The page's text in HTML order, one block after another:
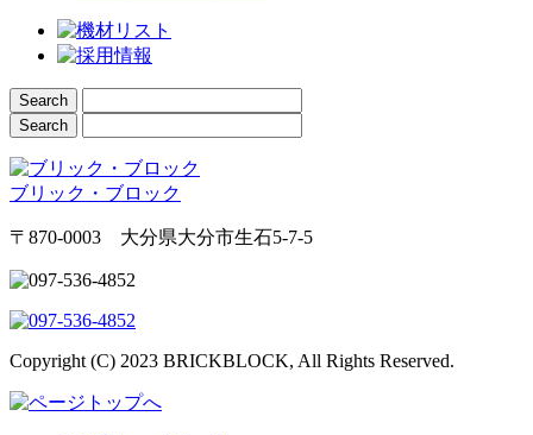
ブリック・ブロック
〒870-0003 大分県大分市生石5-7-5
Copyright (C) 2023 BRICKBLOCK, All Rights Reserved.